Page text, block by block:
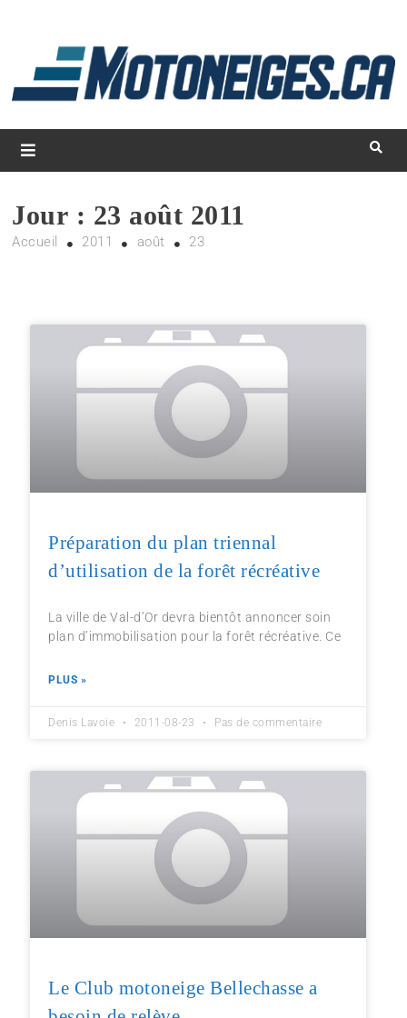
Magazine Motoneiges.ca
Jour : 23 août 2011
Accueil 2011 août 23
Préparation du plan triennal
d’utilisation de la forêt récréative
La ville de Val-d’Or devra bientôt annoncer soin
plan d’immobilisation pour la forêt récréative. Ce
PLUS »
Denis Lavoie 2011-08-23 Pas de commentaire
Le Club motoneige Bellechasse a